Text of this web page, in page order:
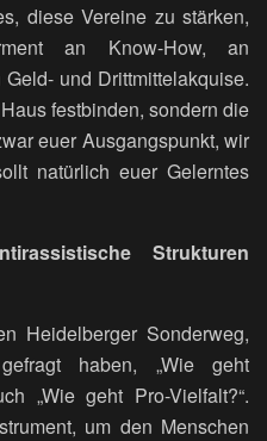
diese Vereine zu stärken,
an Know-How, an
und Drittmittelakquise.
festbinden, sondern die
euer Ausgangspunkt, wir
natürlich euer Gelerntes
Strukturen
Heidelberger Sonderweg,
haben, „Wie geht
„Wie geht Pro-Vielfalt?“.
um den Menschen